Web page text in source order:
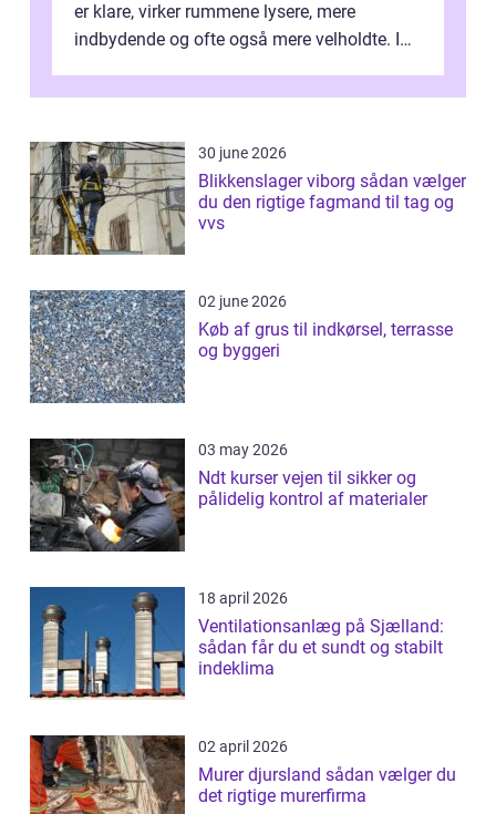
er klare, virker rummene lysere, mere
indbydende og ofte også mere velholdte. I
30 june 2026
Blikkenslager viborg sådan vælger
du den rigtige fagmand til tag og
vvs
02 june 2026
Køb af grus til indkørsel, terrasse
og byggeri
03 may 2026
Ndt kurser vejen til sikker og
pålidelig kontrol af materialer
18 april 2026
Ventilationsanlæg på Sjælland:
sådan får du et sundt og stabilt
indeklima
02 april 2026
Murer djursland sådan vælger du
det rigtige murerfirma